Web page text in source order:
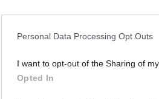
Personal Data Processing Opt Outs
I want to opt-out of the Sharing of
Opted In
petites ampoules, au niveau de la
les premiers symptômes, à savoir